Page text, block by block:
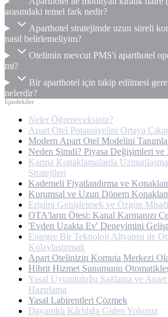
arasındaki temel fark nedir?
Aparthotel stratejimde uzun süreli
nasıl belirlemeliyim?
Otelimin mevcut PMS'i aparthotel
mi?
Bir aparthotel için takip edilmesi
nelerdir?
İçindekiler
Neler Öğreneceksiniz?
Apart Otel Potansiyelini Ortaya
Modern Apart Otel Modelini
Neden Şimdi? Piyasa Değişimleri ve
Karma Konaklamalarda
Stratejileri
Kademeli Fiyatlandırma ve
Kurumsal ve Uzun Dönem
Erişimi Genişletmek ve Özgün
OTA'ların Ötesi: Kanal Karmanızı
'Evden Uzakta Ev' Deneyimini
Entegre Bir Teknoloji Altyapısı ile
Kolaylaştırmak
Apart Otelinizin Komuta Merkezi
Hibrit Hizmet Sunumunu
Yasal Uyumluluğu Sağlama ve
Hazırlama
Yasal Labirentleri Çözmek
Dayanıklı Kârlılığa Giden Yolunuz